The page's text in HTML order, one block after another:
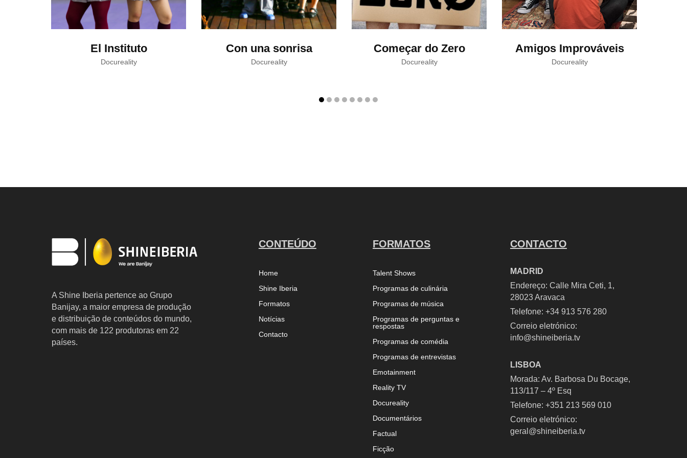
El Instituto
Docureality
Con una sonrisa
Docureality
Começar do Zero
Docureality
Amigos Improváveis
Docureality
A Shine Iberia pertence ao Grupo
Banijay, a maior empresa de produção
e distribuição de conteúdos do mundo,
com mais de 122 produtoras em 22
países.
CONTEÚDO
Home
Shine Iberia
Formatos
Notícias
Contacto
FORMATOS
Talent Shows
Programas de culinária
Programas de música
Programas de perguntas e
respostas
Programas de comédia
Programas de entrevistas
Emotainment
Reality TV
Docureality
Documentários
Factual
Ficção
CONTACTO
MADRID
Endereço: Calle Mira Ceti, 1,
28023 Aravaca
Telefone:+34 913 576 280
Correio eletrónico:
info@shineiberia.tv
LISBOA
Morada: Av. Barbosa Du Bocage,
113/117 – 4º Esq
Telefone: +351 213 569 010
Correio eletrónico:
geral@shineiberia.tv